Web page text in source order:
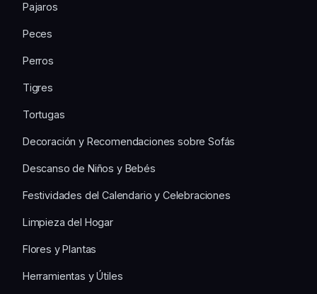
Pajaros
Peces
Perros
Tigres
Tortugas
Decoración y Recomendaciones sobre Sofás
Descanso de Niños y Bebés
Festividades del Calendario y Celebraciones
Limpieza del Hogar
Flores y Plantas
Herramientas y Útiles